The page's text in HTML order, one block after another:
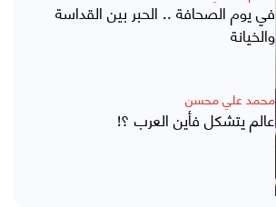
في يوم الصحافة .. الحبر بين القداسة
والخيانة
محمد علي محسن
عالم يتشكل فأين العرب ؟!